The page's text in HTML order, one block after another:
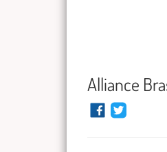
Alliance